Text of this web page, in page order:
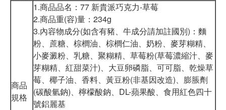
商品
規格
1.商品品名：77 新貴派巧克力-草莓
2.商品重(容)量：234g
3.內容物成分(如含有豬、牛成分請加註國別)：麵
粉、蔗糖、棕櫚油、棕櫚仁油、奶粉、麥芽糊精、
小麥澱粉、乳糖、聚糊精、草莓粉(草莓濃縮汁、麥
芽糊精、紅甜菜汁)、大豆卵磷脂、可可脂、乾燥草
莓、椰子油、香料、黃豆粉(非基因改造)、膨脹劑
(碳酸氫鈉)、檸檬酸鈉、DL-蘋果酸、食用紅色四十
號鋁麗基